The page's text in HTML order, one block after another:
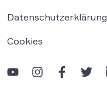
Datenschutzerklärung
Cookies